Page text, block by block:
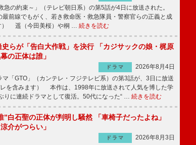
の約束～」（テレビ朝日系）の第5話が4日に放送された。
前線でもがく、若き救命医・救急隊員・警察官らの正義と成
） 遥（今田美桜）や桐 … 続きを読む
史らが「告白大作戦」を決行 「カジサックの娘・梶原
の正体は誰」
ドラマ
2026年8月4日
「GTO」（カンテレ・フジテレビ系）の第3話が、3日に放送
を含みます） 本作は、1998年に放送されて人気を博した学
りに連続ドラマとして復活。50代になった“ … 続きを読む
”白石聖の正体が判明し騒然 「車椅子だったよね」
介がつらい」
ドラマ 2026年8月3日